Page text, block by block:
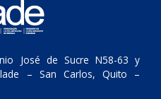
José de Sucre N58-63 y
– San Carlos, Quito –